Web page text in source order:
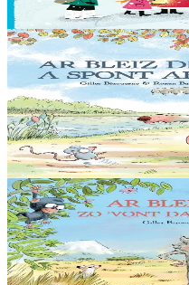
Er stok
7,00 €
5 bloaz hag ouzhpenn
Sav-heol
Ar Bleiz Droch a spont
"Me eo ar Bleiz, spontailh ar
Spontit, tudoù, spontit, loened
Er stok13,50 €
5 bloaz hag ouzhpenn
Sav-heol
Ar Bleiz Droch zo 'vont
Hiziv emañ ar Bleiz Droch